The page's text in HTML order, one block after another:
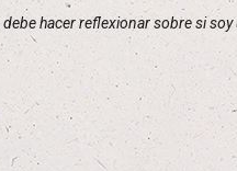
debe hacer reflexionar sobre si